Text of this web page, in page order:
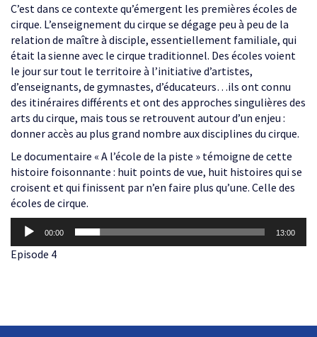
C’est dans ce contexte qu’émergent les premières écoles de
cirque. L’enseignement du cirque se dégage peu à peu de la
relation de maître à disciple, essentiellement familiale, qui
était la sienne avec le cirque traditionnel. Des écoles voient
le jour sur tout le territoire à l’initiative d’artistes,
d’enseignants, de gymnastes, d’éducateurs…ils ont connu
des itinéraires différents et ont des approches singulières des
arts du cirque, mais tous se retrouvent autour d’un enjeu :
donner accès au plus grand nombre aux disciplines du cirque.
Le documentaire « A l’école de la piste » témoigne de cette
histoire foisonnante : huit points de vue, huit histoires qui se
croisent et qui finissent par n’en faire plus qu’une. Celle des
écoles de cirque.
Lecteur
audio
00:00 13:00
Episode 4